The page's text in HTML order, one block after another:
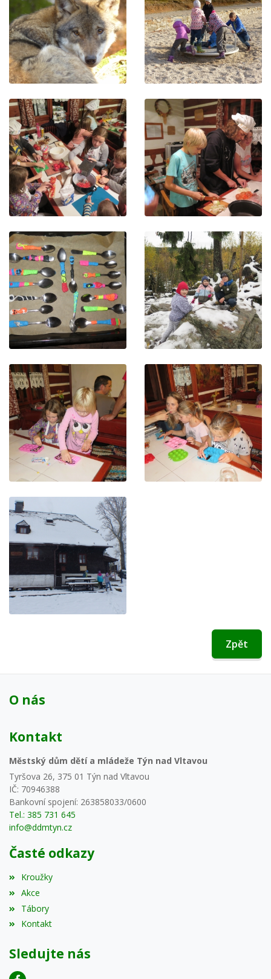
Zpět
O nás
Kontakt
Městský dům dětí a mládeže Týn nad Vltavou
Tyršova 26, 375 01 Týn nad Vltavou
IČ: 70946388
Bankovní spojení: 263858033/0600
Tel.: 385 731 645
info@ddmtyn.cz
Časté odkazy
Kroužky
Akce
Tábory
Kontakt
Sledujte nás